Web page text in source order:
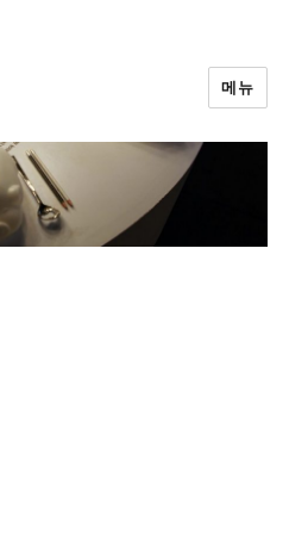
메뉴